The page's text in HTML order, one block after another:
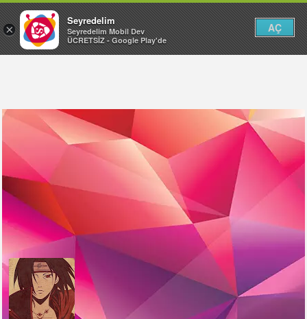
×
Seyredelim
Seyredelim Mobil Dev
ÜCRETSİZ - Google Play'de
AÇ